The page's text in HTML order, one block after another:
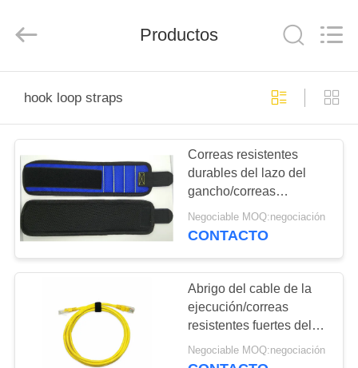
CASA
PRODUCTOS
SOBRE
NOSOTROS
Loop
Productos
hook loop straps
Correas resistentes
durables del lazo del
gancho/correas
ordenadas del cable anti
del rasguño
Negociable MOQ:negociación
CONTACTO
Abrigo del cable de la
ejecución/correas
resistentes fuertes del
lazo del gancho
Negociable MOQ:negociación